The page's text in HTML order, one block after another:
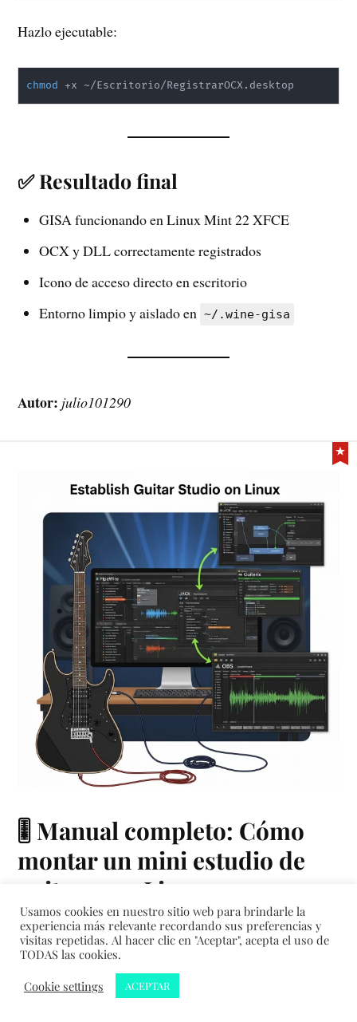
Hazlo ejecutable:
chmod +x ~/Escritorio/RegistrarOCX.desktop
✅ Resultado final
GISA funcionando en Linux Mint 22 XFCE
OCX y DLL correctamente registrados
Icono de acceso directo en escritorio
Entorno limpio y aislado en ~/.wine-gisa
Autor: julio101290
🎚️ Manual completo: Cómo
montar un mini estudio de
guitarra en Linux con
PipeWire + JACK + Guitarix +
OBS
Usamos cookies en nuestro sitio web para brindarle la
experiencia más relevante recordando sus preferencias y
visitas repetidas. Al hacer clic en "Aceptar", acepta el uso de
TODAS las cookies.
Cookie settings
ACEPTAR